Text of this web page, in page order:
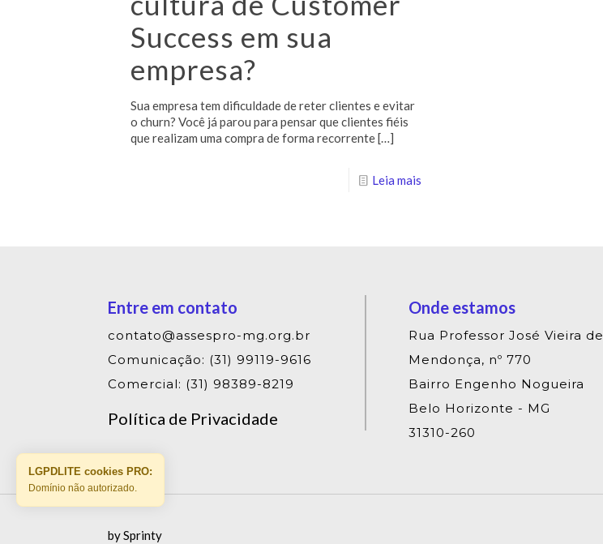
Success em sua
empresa?
Sua empresa tem dificuldade de reter clientes e evitar
o churn? Você já parou para pensar que clientes fiéis
que realizam uma compra de forma recorrente[…]
Leia mais
Entre em contato
contato@assespro-mg.org.br
Comunicação: (31) 99119-9616
Comercial: (31) 98389-8219
Política de Privacidade
Onde estamos
Rua Professor José Vieira de
Mendonça, nº 770
Bairro Engenho Nogueira
Belo Horizonte - MG
31310-260
by Sprinty
LGPDLITE cookies PRO:
Domínio não autorizado.